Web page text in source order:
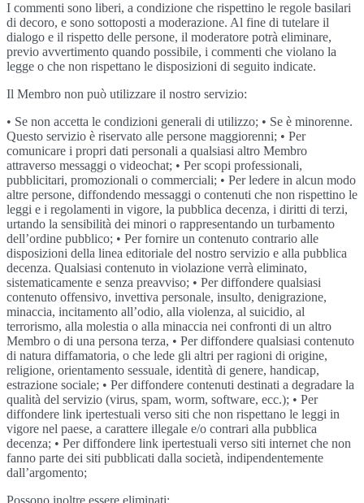
I commenti sono liberi, a condizione che rispettino le regole basilari
di decoro, e sono sottoposti a moderazione. Al fine di tutelare il
dialogo e il rispetto delle persone, il moderatore potrà eliminare,
previo avvertimento quando possibile, i commenti che violano la
legge o che non rispettano le disposizioni di seguito indicate.
Il Membro non può utilizzare il nostro servizio:
• Se non accetta le condizioni generali di utilizzo; • Se è minorenne.
Questo servizio è riservato alle persone maggiorenni; • Per
comunicare i propri dati personali a qualsiasi altro Membro
attraverso messaggi o videochat; • Per scopi professionali,
pubblicitari, promozionali o commerciali; • Per ledere in alcun modo
altre persone, diffondendo messaggi o contenuti che non rispettino le
leggi e i regolamenti in vigore, la pubblica decenza, i diritti di terzi,
urtando la sensibilità dei minori o rappresentando un turbamento
dell’ordine pubblico; • Per fornire un contenuto contrario alle
disposizioni della linea editoriale del nostro servizio e alla pubblica
decenza. Qualsiasi contenuto in violazione verrà eliminato,
sistematicamente e senza preavviso; • Per diffondere qualsiasi
contenuto offensivo, invettiva personale, insulto, denigrazione,
minaccia, incitamento all’odio, alla violenza, al suicidio, al
terrorismo, alla molestia o alla minaccia nei confronti di un altro
Membro o di una persona terza, • Per diffondere qualsiasi contenuto
di natura diffamatoria, o che lede gli altri per ragioni di origine,
religione, orientamento sessuale, identità di genere, handicap,
estrazione sociale; • Per diffondere contenuti destinati a degradare la
qualità del servizio (virus, spam, worm, software, ecc.); • Per
diffondere link ipertestuali verso siti che non rispettano le leggi in
vigore nel paese, a carattere illegale e/o contrari alla pubblica
decenza; • Per diffondere link ipertestuali verso siti internet che non
fanno parte dei siti pubblicati dalla società, indipendentemente
dall’argomento;
Possono inoltre essere eliminati: